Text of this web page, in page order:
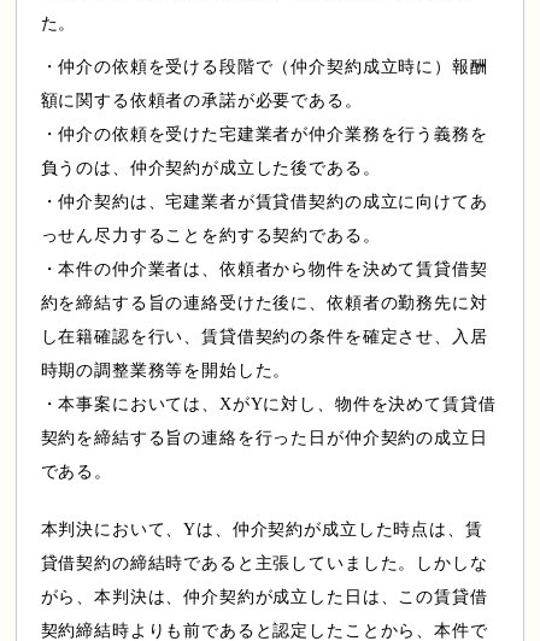
た。
・仲介の依頼を受ける段階で（仲介契約成立時に）報酬
額に関する依頼者の承諾が必要である。
・仲介の依頼を受けた宅建業者が仲介業務を行う義務を
負うのは、仲介契約が成立した後である。
・仲介契約は、宅建業者が賃貸借契約の成立に向けてあ
っせん尽力することを約する契約である。
・本件の仲介業者は、依頼者から物件を決めて賃貸借契
約を締結する旨の連絡受けた後に、依頼者の勤務先に対
し在籍確認を行い、賃貸借契約の条件を確定させ、入居
時期の調整業務等を開始した。
・本事案においては、XがYに対し、物件を決めて賃貸借
契約を締結する旨の連絡を行った日が仲介契約の成立日
である。
本判決において、Yは、仲介契約が成立した時点は、賃
貸借契約の締結時であると主張していました。しかしな
がら、本判決は、仲介契約が成立した日は、この賃貸借
契約締結時よりも前であると認定したことから、本件で